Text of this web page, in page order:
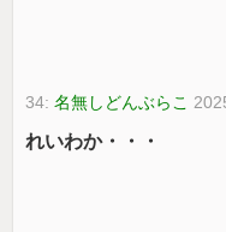
34:名無しどんぶらこ
れいわか・・・